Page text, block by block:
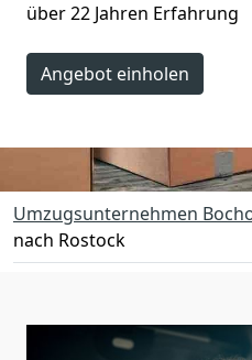
über 22 Jahren Erfahrung
Angebot einholen
Umzugsunternehmen
nach Rostock